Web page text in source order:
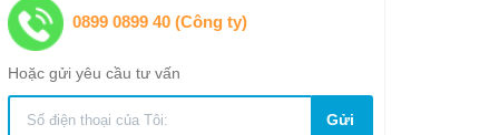
0899 0899 40 (Công ty)
Hoặc gửi yêu cầu tư vấn
Gửi